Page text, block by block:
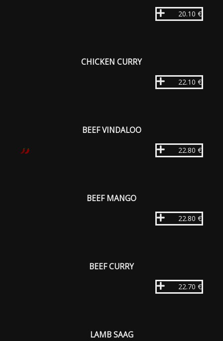
20.10 €
CHICKEN CURRY
22.10 €
BEEF VINDALOO
22.80 €
BEEF MANGO
22.80 €
BEEF CURRY
22.70 €
LAMB SAAG